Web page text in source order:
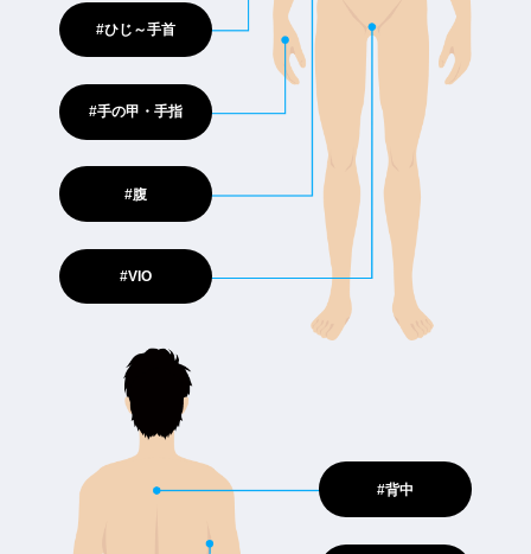
#ひじ～手首
#手の甲・手指
#腹
#VIO
#背中